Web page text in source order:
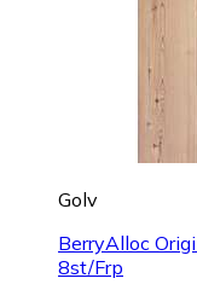
Golv
BerryAlloc
8st/Frp